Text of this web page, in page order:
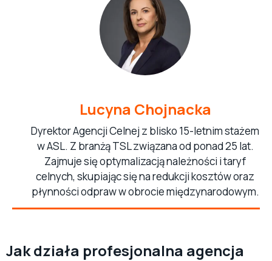
Lucyna Chojnacka
Dyrektor Agencji Celnej z blisko 15-letnim stażem
w ASL. Z branżą TSL związana od ponad 25 lat.
Zajmuje się optymalizacją należności i taryf
celnych, skupiając się na redukcji kosztów oraz
płynności odpraw w obrocie międzynarodowym.
Jak działa profesjonalna agencja